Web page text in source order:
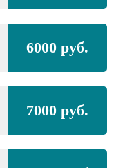
6000 руб.
7000 руб.